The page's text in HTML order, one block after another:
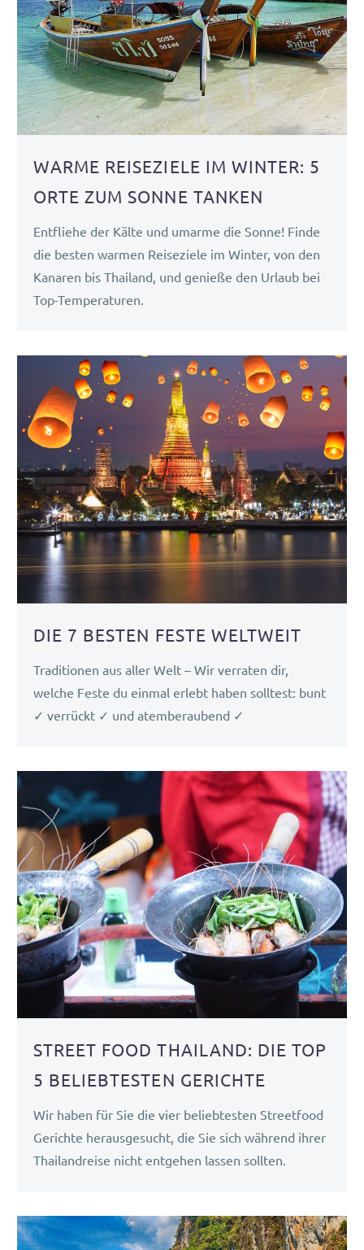
WARME REISEZIELE IM WINTER: 5
ORTE ZUM SONNE TANKEN
Entfliehe der Kälte und umarme die Sonne! Finde
die besten warmen Reiseziele im Winter, von den
Kanaren bis Thailand, und genieße den Urlaub bei
Top-Temperaturen.
DIE 7 BESTEN FESTE WELTWEIT
Traditionen aus aller Welt – Wir verraten dir,
welche Feste du einmal erlebt haben solltest: bunt
✓ verrückt ✓ und atemberaubend ✓
STREET FOOD THAILAND: DIE TOP
5 BELIEBTESTEN GERICHTE
Wir haben für Sie die vier beliebtesten Streetfood
Gerichte herausgesucht, die Sie sich während ihrer
Thailandreise nicht entgehen lassen sollten.